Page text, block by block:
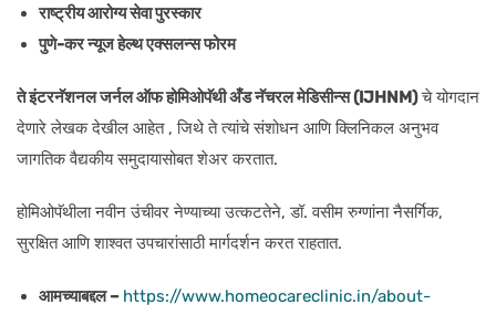
राष्ट्रीय आरोग्य सेवा पुरस्कार
पुणे-कर न्यूज हेल्थ एक्सलन्स फोरम
ते इंटरनॅशनल जर्नल ऑफ होमिओपॅथी अँड नॅचरल मेडिसीन्स (IJHNM)चे योगदान
देणारे लेखक देखील आहेत , जिथे ते त्यांचे संशोधन आणि क्लिनिकल अनुभव
जागतिक वैद्यकीय समुदायासोबत शेअर करतात.
होमिओपॅथीला नवीन उंचीवर नेण्याच्या उत्कटतेने, डॉ. वसीम रुग्णांना नैसर्गिक,
सुरक्षित आणि शाश्वत उपचारांसाठी मार्गदर्शन करत राहतात.
आमच्याबद्दल – https://www.homeocareclinic.in/about-